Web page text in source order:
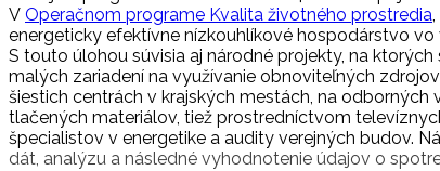
V Operačnom programe Kvalita životného prostredia
energeticky efektívne nízkouhlíkové hospodárstvo
S touto úlohou súvisia aj národné projekty, na
malých zariadení na využívanie obnoviteľných zdrojov
šiestich centrách v krajských mestách, na
tlačených materiálov, tiež prostredníctvom
špecialistov v energetike a audity verejných budov.
dát, analýzu a následné vyhodnotenie údajov o